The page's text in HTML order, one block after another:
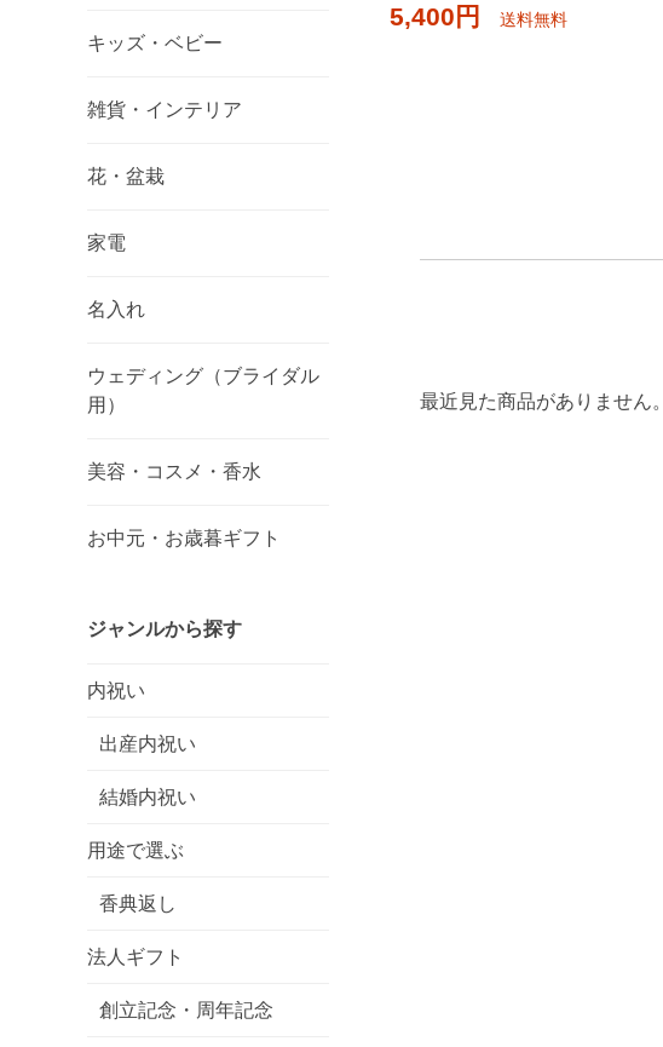
キッズ・ベビー
雑貨・インテリア
花・盆栽
家電
名入れ
ウェディング（ブライダル
用）
美容・コスメ・香水
お中元・お歳暮ギフト
ジャンルから探す
内祝い
出産内祝い
結婚内祝い
用途で選ぶ
香典返し
法人ギフト
創立記念・周年記念
5,400円 送料無料
最近見た商品がありません。